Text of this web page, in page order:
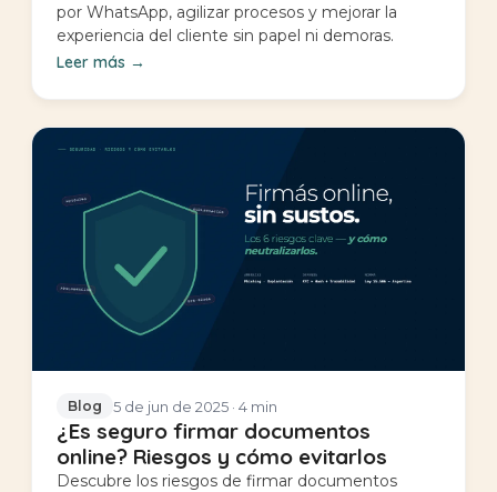
por WhatsApp, agilizar procesos y mejorar la
experiencia del cliente sin papel ni demoras.
Leer más →
Blog 5 de jun de 2025 · 4 min
¿Es seguro firmar documentos
online? Riesgos y cómo evitarlos
Descubre los riesgos de firmar documentos